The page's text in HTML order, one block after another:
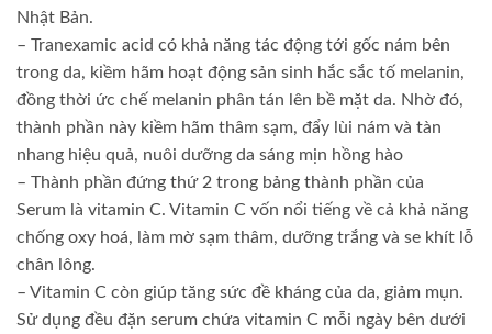
Nhật Bản.
– Tranexamic acid có khả năng tác động tới gốc nám bên
trong da, kiềm hãm hoạt động sản sinh hắc sắc tố melanin,
đồng thời ức chế melanin phân tán lên bề mặt da. Nhờ đó,
thành phần này kiềm hãm thâm sạm, đẩy lùi nám và tàn
nhang hiệu quả, nuôi dưỡng da sáng mịn hồng hào
– Thành phần đứng thứ 2 trong bảng thành phần của
Serum là vitamin C. Vitamin C vốn nổi tiếng về cả khả năng
chống oxy hoá, làm mờ sạm thâm, dưỡng trắng và se khít lỗ
chân lông.
– Vitamin C còn giúp tăng sức đề kháng của da, giảm mụn.
Sử dụng đều đặn serum chứa vitamin C mỗi ngày bên dưới